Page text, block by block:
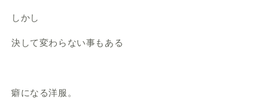
しかし
決して変わらない事もある
癖になる洋服。